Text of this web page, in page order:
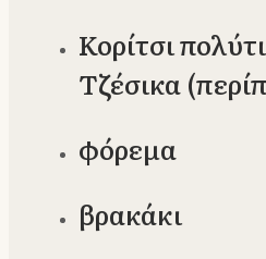
Κορίτσι
Τζέσικα
φόρεμα
βρακάκι